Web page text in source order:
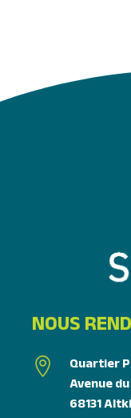
NOUS

Quartier
Avenue
68131